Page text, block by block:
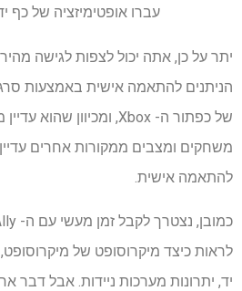
עברו אופטימיזציה של כף
יתר על כן, אתה יכול לצפות לגישה
הניתנים להתאמה אישית באמצעות
משחקים ומצבים ממקורות אחרים
להתאמה אישית.
לראות כיצד מיקרוסופט של